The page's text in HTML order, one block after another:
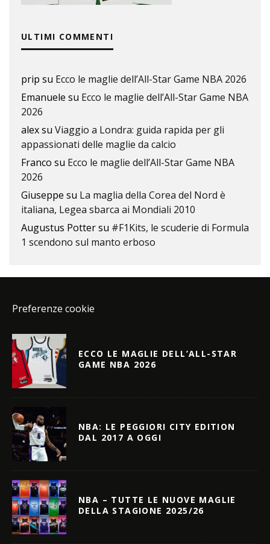
ULTIMI COMMENTI
prip su Ecco le maglie dell’All-Star Game NBA 2026
Emanuele su Ecco le maglie dell’All-Star Game NBA
2026
alexsu Viaggio a Londra: guida rapida per gli
appassionati delle maglie da calcio
Franco su Ecco le maglie dell’All-Star Game NBA
2026
Giuseppe su La maglia della Corea del Nord è
italiana, Legea sbarca ai Mondiali 2010
Augustus Pottersu #F1Kits, le scuderie di Formula
1 scendono sul manto erboso
Preferenze cookie
ECCO LE MAGLIE DELL’ALL-STAR
GAME NBA 2026
NBA: LE PEGGIORI CITY EDITION
DAL 2017 A OGGI
NBA – TUTTE LE NUOVE MAGLIE
DELLA STAGIONE 2025/26